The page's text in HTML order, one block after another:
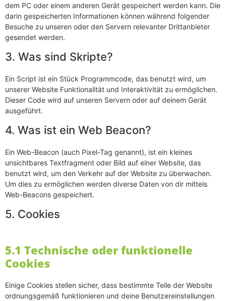
dem PC oder einem anderen Gerät gespeichert werden kann. Die
darin gespeicherten Informationen können während folgender
Besuche zu unseren oder den Servern relevanter Drittanbieter
gesendet werden.
3. Was sind Skripte?
Ein Script ist ein Stück Programmcode, das benutzt wird, um
unserer Website Funktionalität und Interaktivität zu ermöglichen.
Dieser Code wird auf unseren Servern oder auf deinem Gerät
ausgeführt.
4. Was ist ein Web Beacon?
Ein Web-Beacon (auch Pixel-Tag genannt), ist ein kleines
unsichtbares Textfragment oder Bild auf einer Website, das
benutzt wird, um den Verkehr auf der Website zu überwachen.
Um dies zu ermöglichen werden diverse Daten von dir mittels
Web-Beacons gespeichert.
5. Cookies
5.1 Technische oder funktionelle
Cookies
Einige Cookies stellen sicher, dass bestimmte Teile der Website
ordnungsgemäß funktionieren und deine Benutzereinstellungen